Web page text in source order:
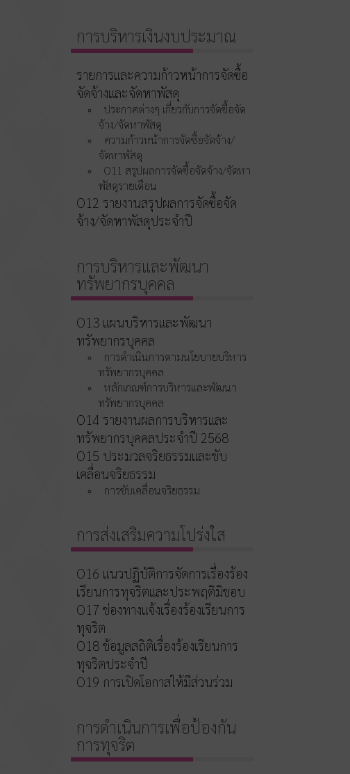
การบริหารเงินงบประมาณ
รายการและความก้าวหน้าการจัดซื้อ
จัดจ้างและจัดหาพัสดุ
ประกาศต่างๆ เกี่ยวกับการจัดซื้อจัด
จ้าง/จัดหาพัสดุ
ความก้าวหน้าการจัดซื้อจัดจ้าง/
จัดหาพัสดุ
O11 สรุปผลการจัดซื้อจัดจ้าง/จัดหา
พัสดุรายเดือน
O12 รายงานสรุปผลการจัดซื้อจัด
จ้าง/จัดหาพัสดุประจำปี
การบริหารและพัฒนา
ทรัพยากรบุคคล
O13 แผนบริหารและพัฒนา
ทรัพยากรบุคคล
การดำเนินการตามนโยบายบริหาร
ทรัพยากรบุคคล
หลักเกณฑ์การบริหารและพัฒนา
ทรัพยากรบุคคล
O14 รายงานผลการบริหารและ
ทรัพยากรบุคคลประจำปี 2568
O15 ประมวลจริยธรรมและขับ
เคลื่อนจริยธรรม
การขับเคลื่อนจริยธรรม
การส่งเสริมความโปร่งใส
O16 แนวปฏิบัติการจัดการเรื่องร้อง
เรียนการทุจริตและประพฤติมิชอบ
O17 ช่องทางแจ้งเรื่องร้องเรียนการ
ทุจริต
O18 ข้อมูลสถิติเรื่องร้องเรียนการ
ทุจริตประจำปี
O19 การเปิดโอกาสให้มีส่วนร่วม
การดำเนินการเพื่อป้องกัน
การทุจริต